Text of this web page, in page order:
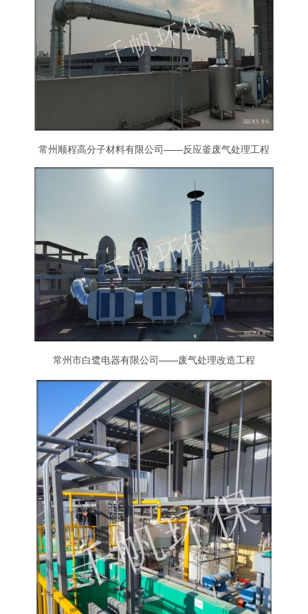
常州顺程高分子材料有限公司——反应釜废气处理工程
常州市白鹭电器有限公司——废气处理改造工程